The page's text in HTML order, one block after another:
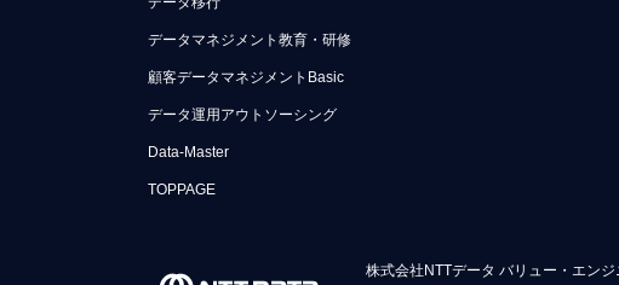
データマネジメント教育・研修
顧客データマネジメントBasic
データ運用アウトソーシング
Data-Master
TOPPAGE
株式会社NTTデータ バリュー・エンジ